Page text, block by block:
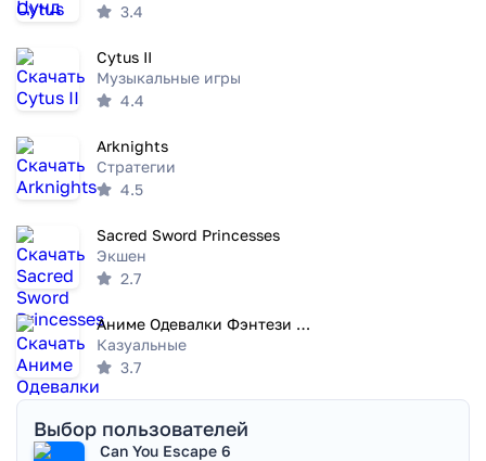
3.4
Cytus II
Музыкальные игры
4.4
Arknights
Стратегии
4.5
Sacred Sword Princesses
Экшен
2.7
Аниме Одевалки Фэнтези Девочек
Казуальные
3.7
Выбор пользователей
Can You Escape 6